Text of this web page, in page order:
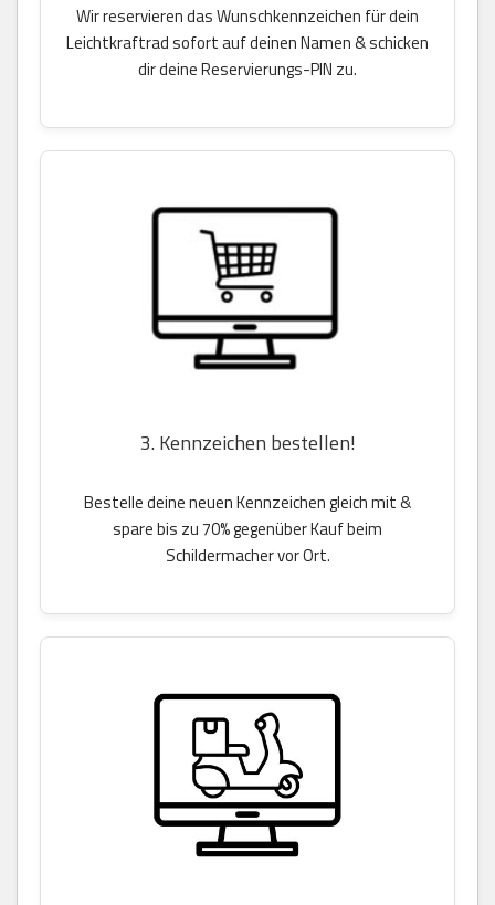
Wir reservieren das Wunschkennzeichen für dein
Leichtkraftrad sofort auf deinen Namen & schicken
dir deine Reservierungs-PIN zu.
3. Kennzeichen bestellen!
Bestelle deine neuen Kennzeichen gleich mit &
spare bis zu 70% gegenüber Kauf beim
Schildermacher vor Ort.